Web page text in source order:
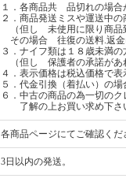
１．各商品共 品切れの場合
２．商品発送ミスや運送中
（但し 未使用に限り商品
その場合 往復の送料.返金
３．ナイフ類は１８歳未満の
（但し 保護者の承諾があ
４．表示価格は税込価格で表
５．代金引換（着払い）の
６．中古の商品の為一切のク
了解の上お買い求め下さ
各商品ページにてご確認くだ
3日以内の発送。